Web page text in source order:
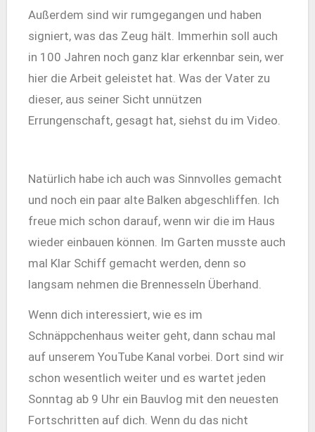
Außerdem sind wir rumgegangen und haben
signiert, was das Zeug hält. Immerhin soll auch
in 100 Jahren noch ganz klar erkennbar sein, wer
hier die Arbeit geleistet hat. Was der Vater zu
dieser, aus seiner Sicht unnützen
Errungenschaft, gesagt hat, siehst du im Video.
Natürlich habe ich auch was Sinnvolles gemacht
und noch ein paar alte Balken abgeschliffen. Ich
freue mich schon darauf, wenn wir die im Haus
wieder einbauen können. Im Garten musste auch
mal Klar Schiff gemacht werden, denn so
langsam nehmen die Brennesseln Überhand.
Wenn dich interessiert, wie es im
Schnäppchenhaus weiter geht, dann schau mal
auf unserem YouTube Kanal vorbei. Dort sind wir
schon wesentlich weiter und es wartet jeden
Sonntag ab 9 Uhr ein Bauvlog mit den neuesten
Fortschritten auf dich. Wenn du das nicht